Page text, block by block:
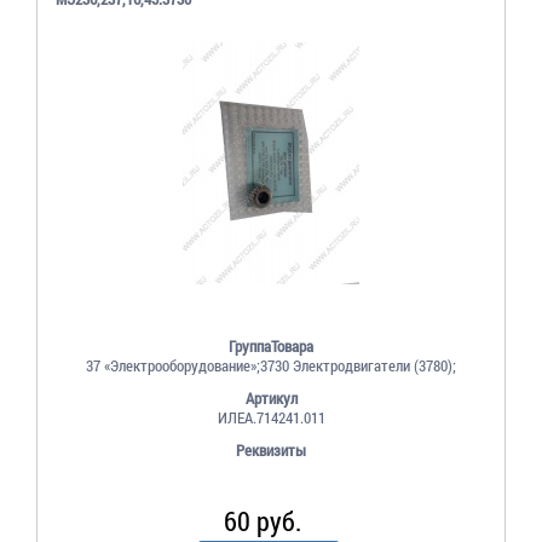
ГруппаТовара
37 «Электрооборудование»;3730 Электродвигатели (3780);
Артикул
ИЛЕА.714241.011
Реквизиты
60 руб.